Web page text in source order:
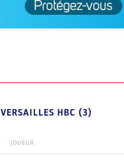
VERSAILLES HBC (3)
JOUEUR